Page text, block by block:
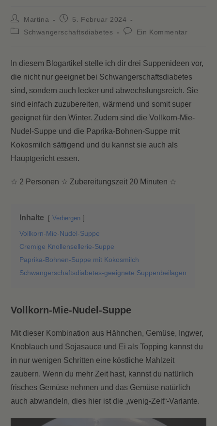
Beitrags-
Autor:
Martina
Beitrag5. Februar 2024
Beitrags-
Schwangerschaftsdiabetes
Beitrags-
Ein Kommentar
In diesem Blogartikel stelle ich dir drei Suppenideen vor,
die nicht nur geeignet bei Schwangerschaftsdiabetes
sind, sondern auch lecker und abwechslungsreich. Sie
sind einfach zuzubereiten, wärmend und somit super
geeignet für den Winter. Zudem sind die Vollkorn-Mie-
Nudel-Suppe und die Paprika-Bohnen-Suppe mit
Kokosmilch sättigend und du kannst sie auch als
Hauptgericht essen.
☆ 2 Personen ☆ Zubereitungszeit 20 Minuten ☆
Inhalte Verbergen
Vollkorn-Mie-Nudel-Suppe
Cremige Knollensellerie-Suppe
Paprika-Bohnen-Suppe mit Kokosmilch
Schwangerschaftsdiabetes-geeignete Suppenbeilagen
Vollkorn-Mie-Nudel-Suppe
Mit dieser Kombination aus Hähnchen, Gemüse, Ingwer,
Knoblauch und Sojasauce und Ei als Topping kannst du
in nur wenigen Schritten eine köstliche Mahlzeit
zaubern. Wenn du mehr Zeit hast, kannst du natürlich
frisches Gemüse nehmen und das Gemüse natürlich
auch abwandeln, dies hier ist die „wenig-Zeit“-Variante.